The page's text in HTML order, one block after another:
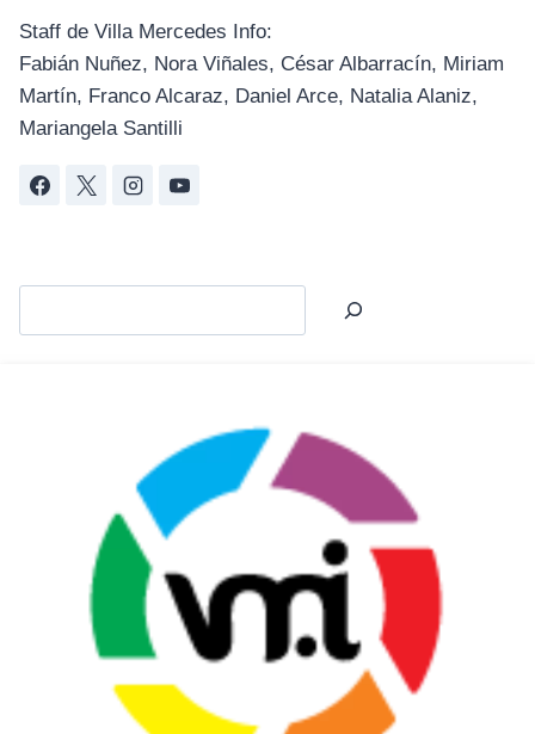
Staff de Villa Mercedes Info:
Fabián Nuñez, Nora Viñales, César Albarracín, Miriam
Martín, Franco Alcaraz, Daniel Arce, Natalia Alaniz,
Mariangela Santilli